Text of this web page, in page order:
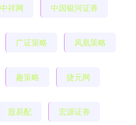
中祥网 中国银河证券
广证策略 凤凰策略
趣策略 捷元网
股易配 宏源证券